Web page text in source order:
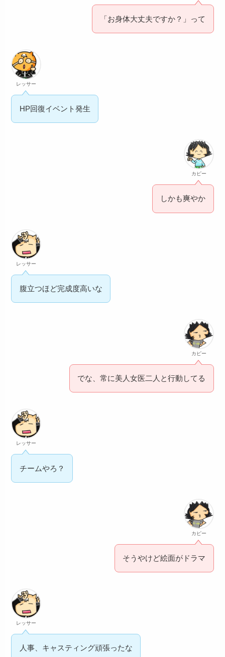
「お身体大丈夫ですか？」って
レッサー
HP回復イベント発生
カピー
しかも爽やか
レッサー
腹立つほど完成度高いな
カピー
でな、常に美人女医二人と行動してる
レッサー
チームやろ？
カピー
そうやけど絵面がドラマ
レッサー
人事、キャスティング頑張ったな